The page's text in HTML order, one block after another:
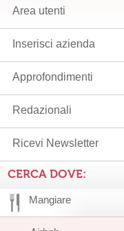
Area utenti
Inserisci azienda
Approfondimenti
Redazionali
Ricevi Newsletter
CERCA DOVE:
Mangiare